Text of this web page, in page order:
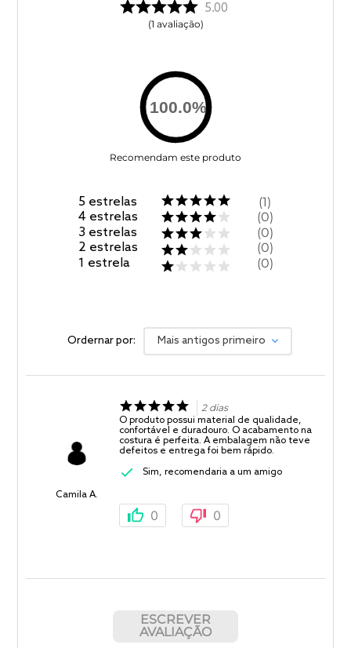
5.00
1 avaliação
100.0%
Recomendam este produto
5 estrelas
4 estrelas
3 estrelas
2 estrelas
1 estrela
1
0
0
0
0
Ordernar por: Mais antigos primeiro
Camila A.
2 dias
O produto possui material de qualidade,
confortável e duradouro. O acabamento na
costura é perfeita. A embalagem não teve
defeitos e entrega foi bem rápido.
Sim, recomendaria a um amigo
0 0
ESCREVER
AVALIAÇÃO